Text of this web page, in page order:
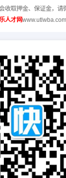
收取押金、保证金，请
人才网